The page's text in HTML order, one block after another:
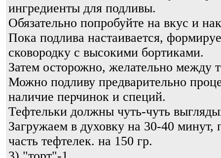
ингредиенты для подливы.
Обязательно попробуйте на вкус и
Пока подлива настаивается,
сковородку с высокими бортиками.
Затем осторожно, желательно между
Можно подливу предварительно
наличие перчинок и специй.
Тефтельки должны чуть-чуть
Загружаем в духовку на 30-40 минут,
часть тефтелек. на 150 гр.